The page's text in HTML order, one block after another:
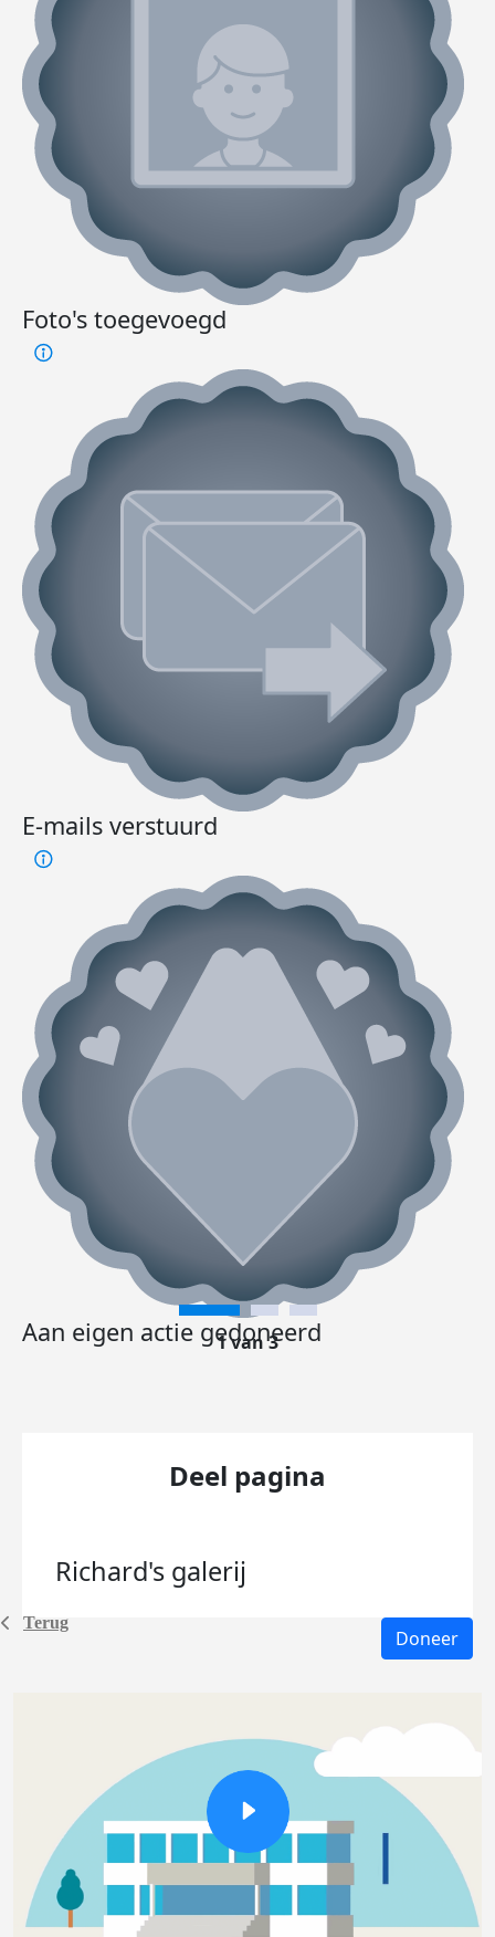
Terug
Foto's toegevoegd
E-mails verstuurd
Aan eigen actie gedoneerd
1 van 3
Deel pagina
Richard's galerij
Doneer